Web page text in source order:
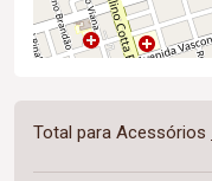
Total para Acessórios